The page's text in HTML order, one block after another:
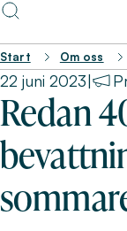
Start Om oss
22 juni 2023|
Redan